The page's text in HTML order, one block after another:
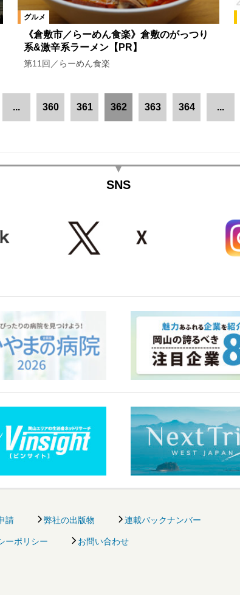
グルメ
《倉敷市／らーめん食楽》倉敷のがっつり
系&激辛系ラーメン【PR】
第11回／らーめん食楽
... 360 361 362 363 364 ...
SNS
請 弊社の出版物 連載バックナンバー
ーポリシー お問い合わせ